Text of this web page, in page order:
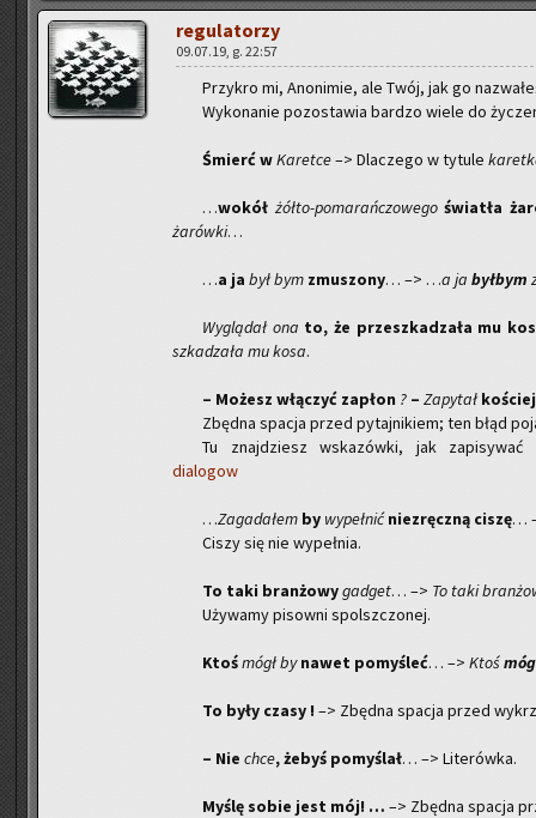
re­gu­la­to­rzy
09.07.19, g. 22:57
Przy­kro mi, Ano­ni­mie, ale Twój, jak go
Wy­ko­na­nie po­zo­sta­wia bar­dzo wiele do
Śmierć wKa­ret­ce–> Dla­cze­go w ty­tu­le
…wokół żół­to-po­ma­rań­czo­we­goświa­tła
ża­rów­ki…
…a ja był bym zmu­szo­ny… –> …a ja był­bym
Wy­glą­dał ona to, że prze­szka­dza­ła mu
szka­dza­ła mu kosa.
– Mo­żesz włą­czyć za­płon ? – Za­py­tał
Zbęd­na spa­cja przed py­taj­ni­kiem; ten błąd
Tu znaj­dziesz wska­zów­ki, jak
dialogow
…Za­ga­da­łem by wy­peł­nićnie­zręcz­ną ciszę…
Ciszy się nie wy­peł­nia.
To taki bran­żo­wyga­dget… –> To taki
Uży­wa­my pi­sow­ni spo­lsz­czo­nej.
Ktośmógł bynawet po­my­śleć… –> Ktoś
To były czasy ! –> Zbęd­na spa­cja przed
– Nie chce, żebyś po­my­ślał… –> Li­te­rów­ka.
Myślę sobie jest mój! … –> Zbęd­na spa­cja